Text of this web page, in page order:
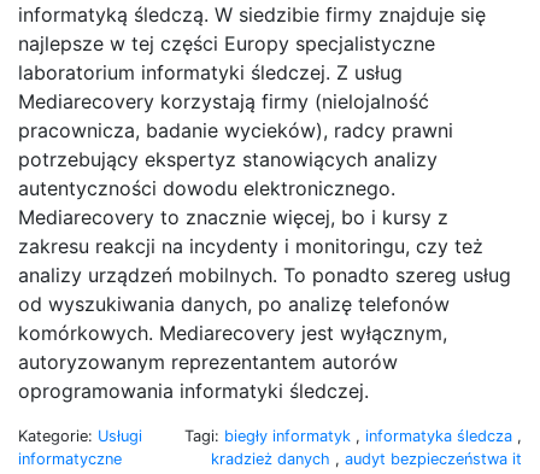
informatyką śledczą. W siedzibie firmy znajduje się
najlepsze w tej części Europy specjalistyczne
laboratorium informatyki śledczej. Z usług
Mediarecovery korzystają firmy (nielojalność
pracownicza, badanie wycieków), radcy prawni
potrzebujący ekspertyz stanowiących analizy
autentyczności dowodu elektronicznego.
Mediarecovery to znacznie więcej, bo i kursy z
zakresu reakcji na incydenty i monitoringu, czy też
analizy urządzeń mobilnych. To ponadto szereg usług
od wyszukiwania danych, po analizę telefonów
komórkowych. Mediarecovery jest wyłącznym,
autoryzowanym reprezentantem autorów
oprogramowania informatyki śledczej.
Kategorie: Usługi
informatyczne
Tagi: biegły informatyk , informatyka śledcza ,
kradzież danych , audyt bezpieczeństwa it